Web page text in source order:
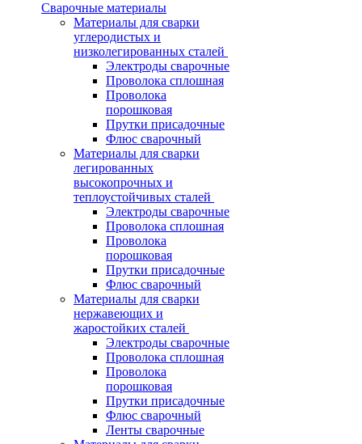
Сварочные материалы
Материалы для сварки
углеродистых и
низколегированных сталей
Электроды сварочные
Проволока сплошная
Проволока
порошковая
Прутки присадочные
Флюс сварочный
Материалы для сварки
легированных
высокопрочных и
теплоустойчивых сталей
Электроды сварочные
Проволока сплошная
Проволока
порошковая
Прутки присадочные
Флюс сварочный
Материалы для сварки
нержавеющих и
жаростойких сталей
Электроды сварочные
Проволока сплошная
Проволока
порошковая
Прутки присадочные
Флюс сварочный
Ленты сварочные